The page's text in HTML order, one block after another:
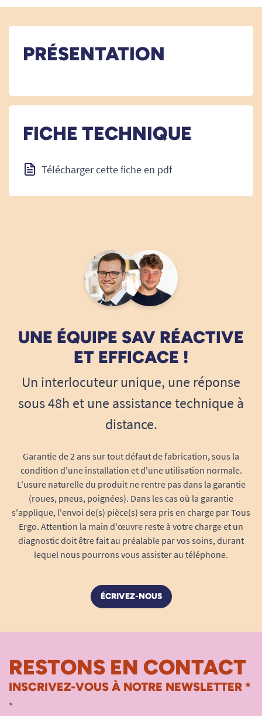
PRÉSENTATION
FICHE TECHNIQUE
Télécharger cette fiche en pdf
UNE ÉQUIPE SAV RÉACTIVE
ET EFFICACE !
Un interlocuteur unique, une réponse
sous 48h et une assistance technique à
distance.
Garantie de 2 ans sur tout défaut de fabrication, sous la
condition d'une installation et d'une utilisation normale.
L'usure naturelle du produit ne rentre pas dans la garantie
(roues, pneus, poignées). Dans les cas où la garantie
s'applique, l'envoi de(s) pièce(s) sera pris en charge par Tous
Ergo. Attention la main d'œuvre reste à votre charge et un
diagnostic doit être fait au préalable par vos soins, durant
lequel nous pourrons vous assister au téléphone.
ÉCRIVEZ-NOUS
RESTONS EN CONTACT
INSCRIVEZ-VOUS À NOTRE NEWSLETTER *
*